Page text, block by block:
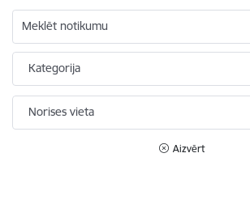
Meklēt notikumu
Kategorija
Norises vieta
Aizvērt